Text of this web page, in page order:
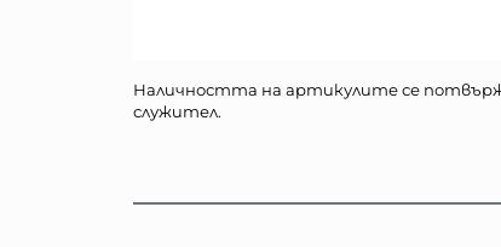
Наличността на артикулите се
служител.